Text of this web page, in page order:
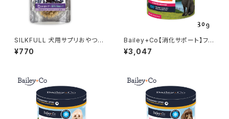
SILKFULL 犬用サプリおやつ
【目＆涙ケア (ビルベリー)】シル
クフル
¥770
Bailey+Co【消化サポート】フリ
ーズドライ ビーフボーンブロス
プロバイオティクス 30g ベイリ
¥3,047